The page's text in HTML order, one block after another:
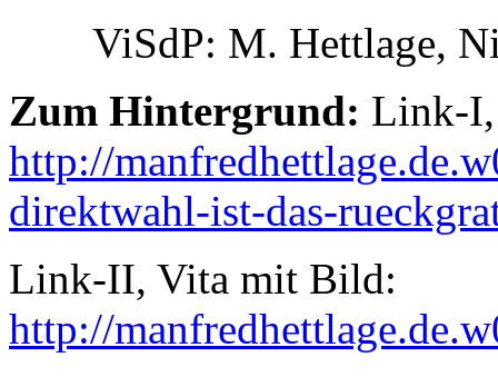
ViSdP: M. Hettlage,
Zum Hintergrund: Link-I,
http://
direktwahl-ist-das-
Link-II, Vita mit Bild:
http://